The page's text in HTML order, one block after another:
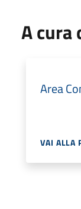
A cura
Area
VAI ALLA